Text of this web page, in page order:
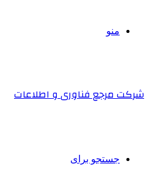
منو
شرکت مرجع فناوری و اطلاعات
جستجو برای